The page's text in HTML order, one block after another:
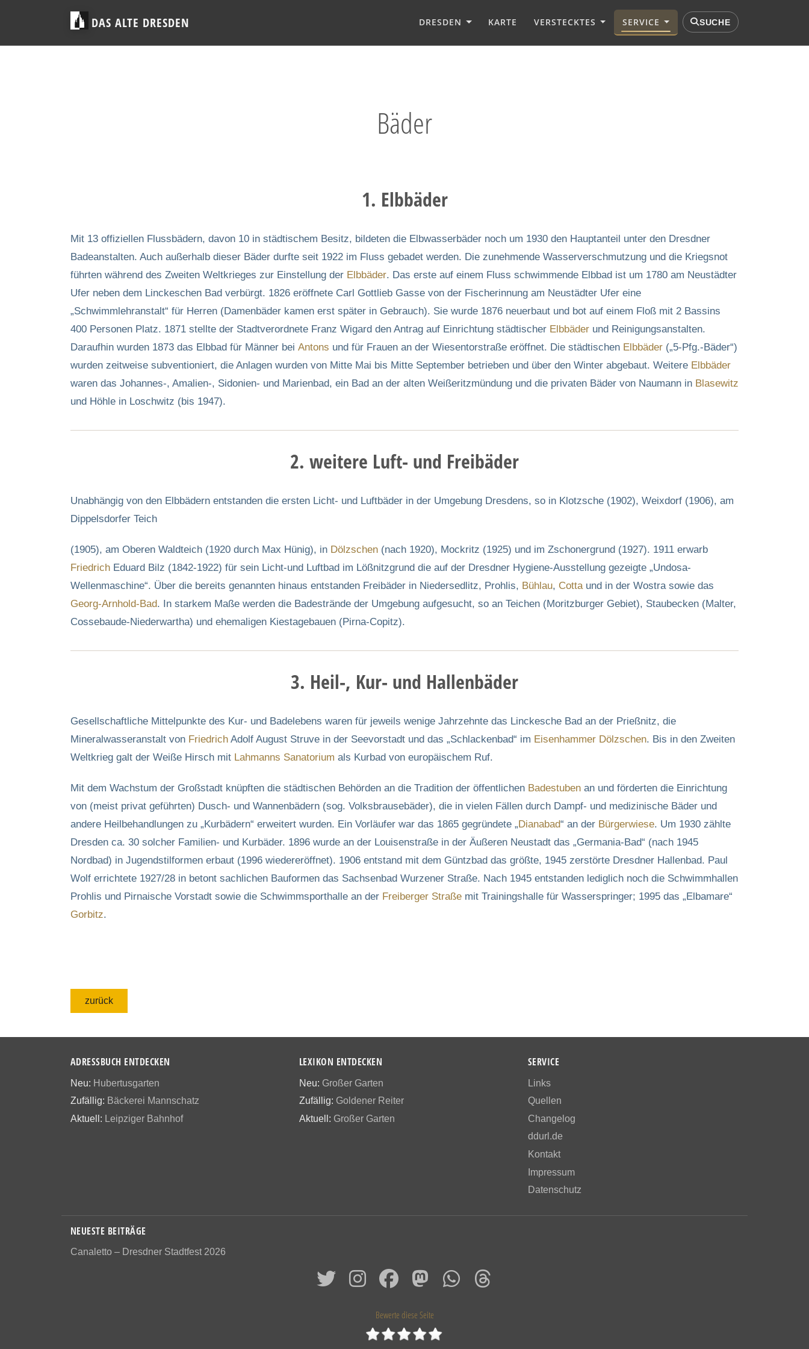
DAS ALTE DRESDEN DRESDEN KARTE VERSTECKTES SERVICE SUCHE
Bäder
1. Elbbäder
Mit 13 offiziellen Flussbädern, davon 10 in städtischem Besitz, bildeten die Elbwasserbäder noch um 1930 den Hauptanteil unter den Dresdner
Badeanstalten. Auch außerhalb dieser Bäder durfte seit 1922 im Fluss gebadet werden. Die zunehmende Wasserverschmutzung und die Kriegsnot
führten während des Zweiten Weltkrieges zur Einstellung der Elbbäder. Das erste auf einem Fluss schwimmende Elbbad ist um 1780 am Neustädter
Ufer neben dem Linckeschen Bad verbürgt. 1826 eröffnete Carl Gottlieb Gasse von der Fischerinnung am Neustädter Ufer eine
„Schwimmlehranstalt“ für Herren (Damenbäder kamen erst später in Gebrauch). Sie wurde 1876 neuerbaut und bot auf einem Floß mit 2 Bassins
400 Personen Platz. 1871 stellte der Stadtverordnete Franz Wigard den Antrag auf Einrichtung städtischer Elbbäder und Reinigungsanstalten.
Daraufhin wurden 1873 das Elbbad für Männer bei Antons und für Frauen an der Wiesentorstraße eröffnet. Die städtischen Elbbäder („5-Pfg.-Bäder“)
wurden zeitweise subventioniert, die Anlagen wurden von Mitte Mai bis Mitte September betrieben und über den Winter abgebaut. Weitere Elbbäder
waren das Johannes-, Amalien-, Sidonien- und Marienbad, ein Bad an der alten Weißeritzmündung und die privaten Bäder von Naumann in Blasewitz
und Höhle in Loschwitz (bis 1947).
2. weitere Luft- und Freibäder
Unabhängig von den Elbbädern entstanden die ersten Licht- und Luftbäder in der Umgebung Dresdens, so in Klotzsche (1902), Weixdorf (1906), am
Dippelsdorfer Teich
(1905), am Oberen Waldteich (1920 durch Max Hünig), in Dölzschen (nach 1920), Mockritz (1925) und im Zschonergrund (1927). 1911 erwarb
Friedrich Eduard Bilz (1842-1922) für sein Licht-und Luftbad im Lößnitzgrund die auf der Dresdner Hygiene-Ausstellung gezeigte „Undosa-
Wellenmaschine“. Über die bereits genannten hinaus entstanden Freibäder in Niedersedlitz, Prohlis, Bühlau, Cotta und in der Wostra sowie das
Georg-Arnhold-Bad. In starkem Maße werden die Badestrände der Umgebung aufgesucht, so an Teichen (Moritzburger Gebiet), Staubecken (Malter,
Cossebaude-Niederwartha) und ehemaligen Kiestagebauen (Pirna-Copitz).
3. Heil-, Kur- und Hallenbäder
Gesellschaftliche Mittelpunkte des Kur- und Badelebens waren für jeweils wenige Jahrzehnte das Linckesche Bad an der Prießnitz, die
Mineralwasseranstalt von Friedrich Adolf August Struve in der Seevorstadt und das „Schlackenbad“ im Eisenhammer Dölzschen. Bis in den Zweiten
Weltkrieg galt der Weiße Hirsch mit Lahmanns Sanatorium als Kurbad von europäischem Ruf.
Mit dem Wachstum der Großstadt knüpften die städtischen Behörden an die Tradition der öffentlichen Badestuben an und förderten die Einrichtung
von (meist privat geführten) Dusch- und Wannenbädern (sog. Volksbrausebäder), die in vielen Fällen durch Dampf- und medizinische Bäder und
andere Heilbehandlungen zu „Kurbädern“ erweitert wurden. Ein Vorläufer war das 1865 gegründete „Dianabad“ an der Bürgerwiese. Um 1930 zählte
Dresden ca. 30 solcher Familien- und Kurbäder. 1896 wurde an der Louisenstraße in der Äußeren Neustadt das „Germania-Bad“ (nach 1945
Nordbad) in Jugendstilformen erbaut (1996 wiedereröffnet). 1906 entstand mit dem Güntzbad das größte, 1945 zerstörte Dresdner Hallenbad. Paul
Wolf errichtete 1927/28 in betont sachlichen Bauformen das Sachsenbad Wurzener Straße. Nach 1945 entstanden lediglich noch die Schwimmhallen
Prohlis und Pirnaische Vorstadt sowie die Schwimmsporthalle an der Freiberger Straße mit Trainingshalle für Wasserspringer; 1995 das „Elbamare“
Gorbitz.
zurück
ADRESSBUCH ENTDECKEN
Neu: Hubertusgarten
Zufällig: Bäckerei Mannschatz
Aktuell: Leipziger Bahnhof
LEXIKON ENTDECKEN
Neu: Großer Garten
Zufällig: Goldener Reiter
Aktuell: Großer Garten
SERVICE
Links
Quellen
Changelog
ddurl.de
Kontakt
Impressum
Datenschutz
NEUESTE BEITRÄGE
Canaletto – Dresdner Stadtfest 2026
Bewerte diese Seite